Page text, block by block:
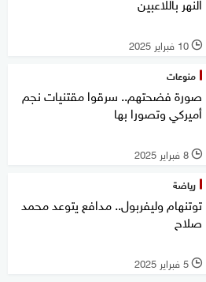
l 10 فبراير 2025
منوعات
صورة فضحتهم.. سرقوا مقتنيات نجم
أميركي وتصورا بها
l 8 فبراير 2025
رياضة
توتنهام وليفربول.. مدافع يتوعد محمد
صلاح
l 5 فبراير 2025